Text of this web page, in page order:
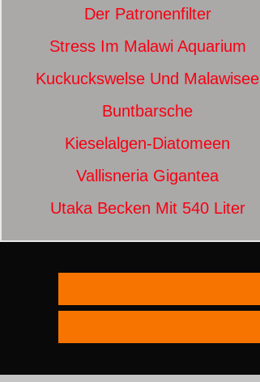
Der Patronenfilter
Stress Im Malawi Aquarium
Kuckuckswelse Und Malawisee
Buntbarsche
Kieselalgen-Diatomeen
Vallisneria Gigantea
Utaka Becken Mit 540 Liter